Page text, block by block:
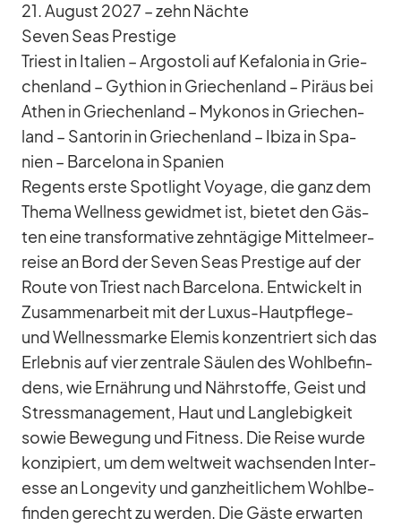
21. Au­gust 2027 – zehn Nächte
Se­ven Seas Pres­tige
Tri­est in Ita­lien – Ar­gos­toli auf Ke­fa­lo­nia in Grie­
chen­land – Gy­thion in Grie­chen­land – Pi­räus bei
Athen in Grie­chen­land – My­ko­nos in Grie­chen­
land – San­to­rin in Grie­chen­land – Ibiza in Spa­
nien – Bar­ce­lona in Spa­nien
Re­gents erste Spot­light Voyage, die ganz dem
Thema Well­ness ge­wid­met ist, bie­tet den Gäs­
ten eine trans­for­ma­tive zehn­tä­gige Mit­tel­meer­
reise an Bord der Se­ven Seas Pres­tige auf der
Route von Tri­est nach Bar­ce­lona. Ent­wi­ckelt in
Zu­sam­men­ar­beit mit der Lu­xus-Haut­pflege-
und Well­ness­marke El­emis kon­zen­triert sich das
Er­leb­nis auf vier zen­trale Säu­len des Wohl­be­fin­
dens, wie Er­näh­rung und Nähr­stoffe, Geist und
Stress­ma­nage­ment, Haut und Lang­le­big­keit
so­wie Be­we­gung und Fit­ness. Die Reise wurde
kon­zi­piert, um dem welt­weit wach­sen­den In­ter­
esse an Lon­ge­vity und ganz­heit­li­chem Wohl­be­
fin­den ge­recht zu wer­den. Die Gäste er­war­ten